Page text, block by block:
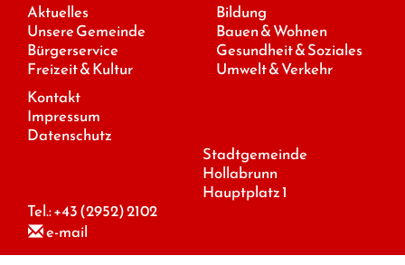
Aktuelles
Unsere Gemeinde
Bürgerservice
Freizeit & Kultur
Bildung
Bauen & Wohnen
Gesundheit & Soziales
Umwelt & Verkehr
Kontakt
Impressum
Datenschutz
Stadtgemeinde
Hollabrunn
Hauptplatz 1
Tel.:+43 (2952) 2102
e-mail